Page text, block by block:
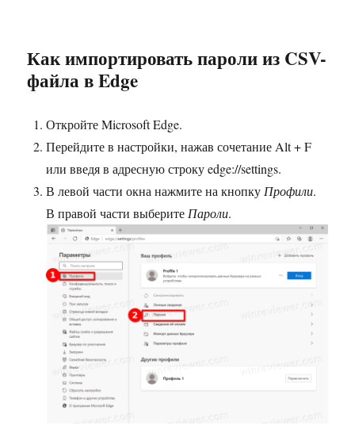
Как импортировать пароли из CSV-
файла в Edge
Откройте Microsoft Edge.
Перейдите в настройки, нажав сочетание Alt + F
или введя в адресную строку edge://settings.
В левой части окна нажмите на кнопку Профили.
В правой части выберите Пароли.